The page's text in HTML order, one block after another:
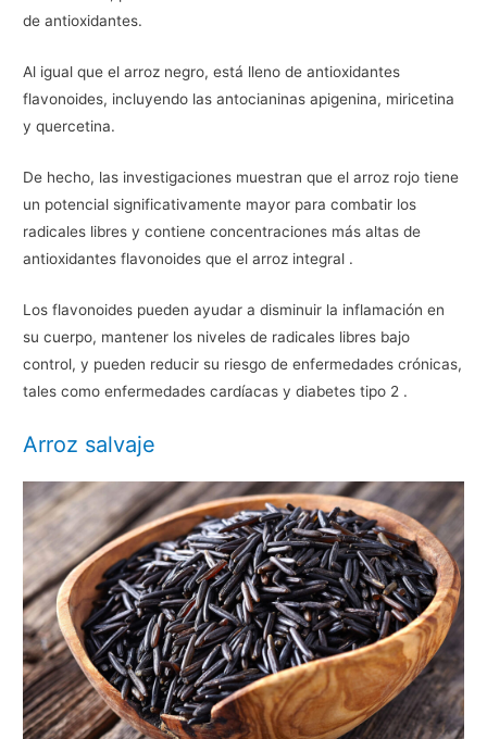
de antioxidantes.
Al igual que el arroz negro, está lleno de antioxidantes
flavonoides, incluyendo las antocianinas apigenina, miricetina
y quercetina.
De hecho, las investigaciones muestran que el arroz rojo tiene
un potencial significativamente mayor para combatir los
radicales libres y contiene concentraciones más altas de
antioxidantes flavonoides que el arroz integral .
Los flavonoides pueden ayudar a disminuir la inflamación en
su cuerpo, mantener los niveles de radicales libres bajo
control, y pueden reducir su riesgo de enfermedades crónicas,
tales como enfermedades cardíacas y diabetes tipo 2 .
Arroz salvaje